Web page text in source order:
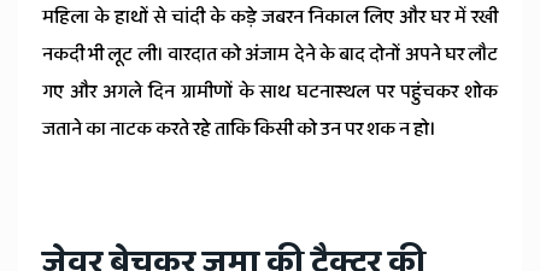
महिला के हाथों से चांदी के कड़े जबरन निकाल लिए और घर में रखी
नकदी भी लूट ली। वारदात को अंजाम देने के बाद दोनों अपने घर लौट
गए और अगले दिन ग्रामीणों के साथ घटनास्थल पर पहुंचकर शोक
जताने का नाटक करते रहे ताकि किसी को उन पर शक न हो।